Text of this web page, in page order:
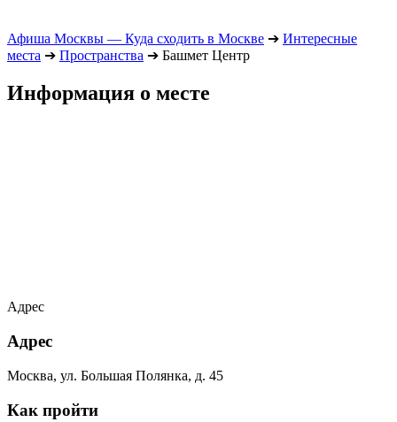
Афиша Москвы — Куда сходить в Москве ➔ Интересные
места ➔ Пространства ➔ Башмет Центр
Информация о месте
Адрес
Адрес
Москва, ул. Большая Полянка, д. 45
Как пройти